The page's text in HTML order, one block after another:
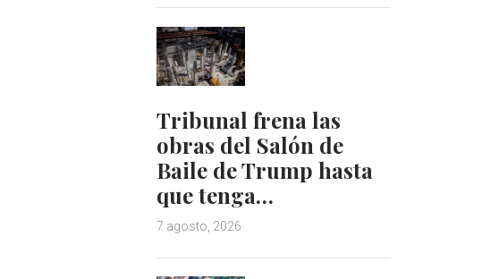
Tribunal frena las
obras del Salón de
Baile de Trump hasta
que tenga…
7 agosto, 2026